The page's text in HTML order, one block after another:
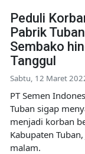
Peduli
Pabrik
Sembako
Tanggul
Sabtu, 12 Maret
PT Semen
Tuban sigap
menjadi korban
Kabupaten
malam.